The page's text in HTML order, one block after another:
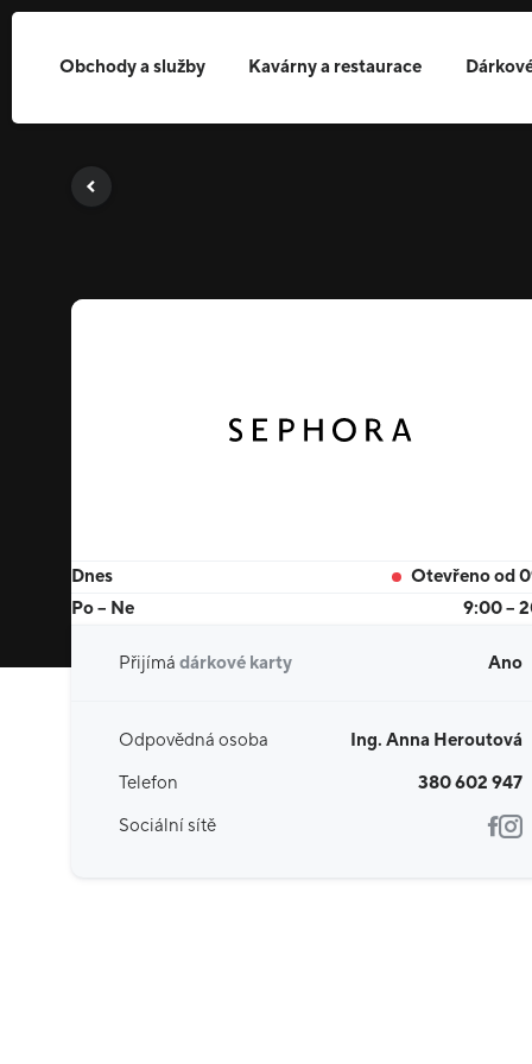
Obchody a služby Kavárny a restaurace
Dnes
Otevřeno od
Po – Ne
9:00 –
Přijímá dárkové karty Ano
Odpovědná osoba
Ing. Anna Heroutová
Telefon
380 602 947
Sociální sítě